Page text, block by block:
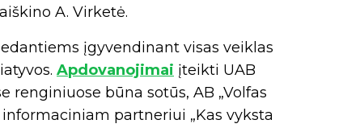
A. Virketė.
įgyvendinant visas veiklas
Apdovanojimai įteikti UAB
renginiuose būna sotūs, AB „Volfas
informaciniam partneriui „Kas vyksta